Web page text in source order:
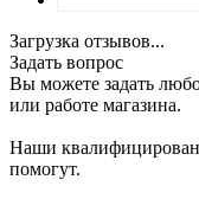
Загрузка отзывов...
Задать вопрос
Вы можете задать
или работе магазина.
Наши
помогут.